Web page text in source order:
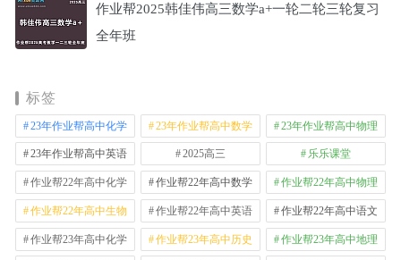
作业帮2025韩佳伟高三数学a+一轮二轮三轮复习
全年班
标签
23年作业帮高中化学 23年作业帮高中数学 23年作业帮高中物理
23年作业帮高中英语 2025高三 乐乐课堂
作业帮22年高中化学 作业帮22年高中数学 作业帮22年高中物理
作业帮22年高中生物 作业帮22年高中英语 作业帮22年高中语文
作业帮23年高中化学 作业帮23年高中历史 作业帮23年高中地理